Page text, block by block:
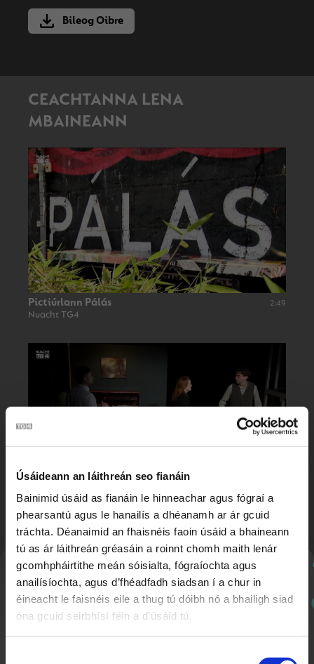
Úsáideann an láithreán seo fianáin
Bainimid úsáid as fianáin le hinneachar agus fógraí a
phearsantú agus le hanailís a dhéanamh ar ár gcuid
tráchta. Déanaimid an fhaisnéis faoin úsáid a bhaineann
tú as ár láithreán gréasáin a roinnt chomh maith lenár
gcomhpháirtithe meán sóisialta, fógraíochta agus
anailísíochta, agus d’fhéadfadh siadsan í a chur in
éineacht le faisnéis eile a thug tú dóibh nó a bhailigh siad
óna gcuid seirbhísí féin a d'úsáid tú.
Bileog Oibre
CEACHTANNA LENA
MBAINEANN
Pictiúrlann Pálás
Nuacht TG4
2:49
Féile Amharclannaíochta na Gaillimhe
Nuacht TG4
2:24
Nuachtlitir